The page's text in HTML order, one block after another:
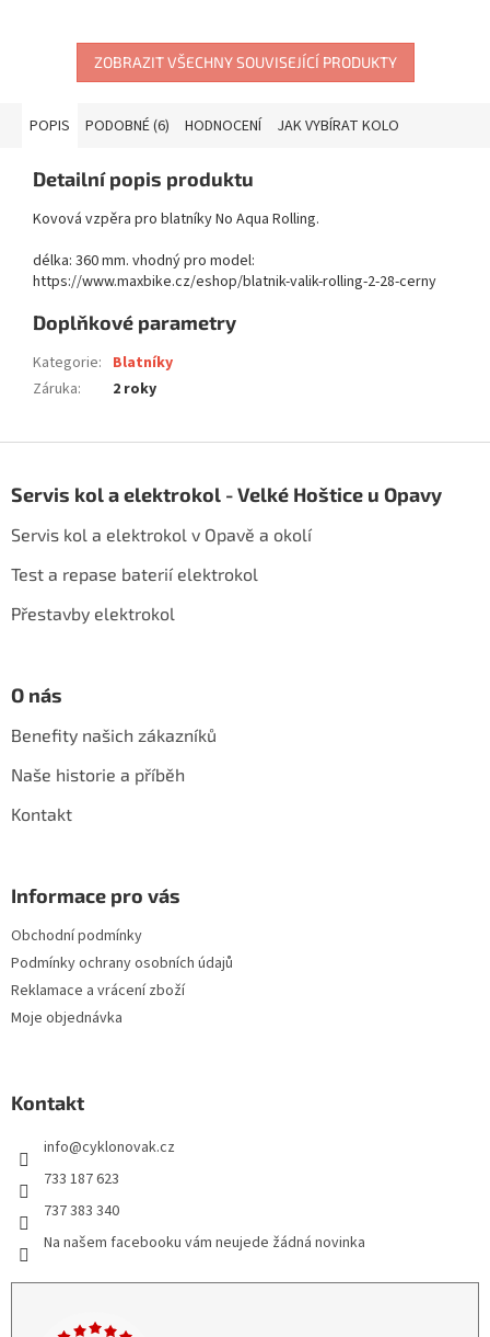
ZOBRAZIT VŠECHNY SOUVISEJÍCÍ PRODUKTY
POPIS PODOBNÉ (6) HODNOCENÍ JAK VYBÍRAT KOLO
Detailní popis produktu
Kovová vzpěra pro blatníky No Aqua Rolling.
délka: 360 mm. vhodný pro model:
https://www.maxbike.cz/eshop/blatnik-valik-rolling-2-28-cerny
Doplňkové parametry
Kategorie: Blatníky
Záruka: 2 roky
pServis kol a elektrokol - Velké Hoštice u Opavy
Servis kol a elektrokol v Opavě a okolí
Test a repase baterií elektrokol
Přestavby elektrokol
O nás
Benefity našich zákazníků
Naše historie a příběh
Kontakt
Informace pro vás
Obchodní podmínky
Podmínky ochrany osobních údajů
Reklamace a vrácení zboží
Moje objednávka
Kontakt
info@cyklonovak.cz
733 187 623
737 383 340
Na našem facebooku vám neujede žádná novinka